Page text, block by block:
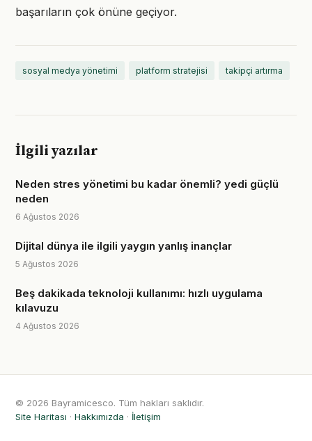
başarıların çok önüne geçiyor.
sosyal medya yönetimi platform stratejisi takipçi artırma
İlgili yazılar
Neden stres yönetimi bu kadar önemli? yedi güçlü
neden
6 Ağustos 2026
Dijital dünya ile ilgili yaygın yanlış inançlar
5 Ağustos 2026
Beş dakikada teknoloji kullanımı: hızlı uygulama
kılavuzu
4 Ağustos 2026
© 2026 Bayramicesco. Tüm hakları saklıdır.
Site Haritası · Hakkımızda · İletişim